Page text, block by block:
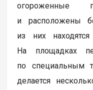
огороженные
и расположены
из них
На площадках
по специальным
делается